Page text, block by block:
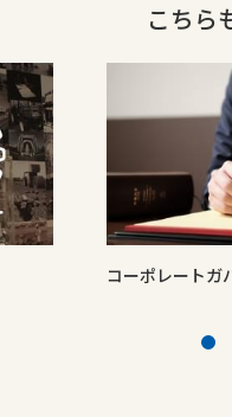
こちら
事業戦略